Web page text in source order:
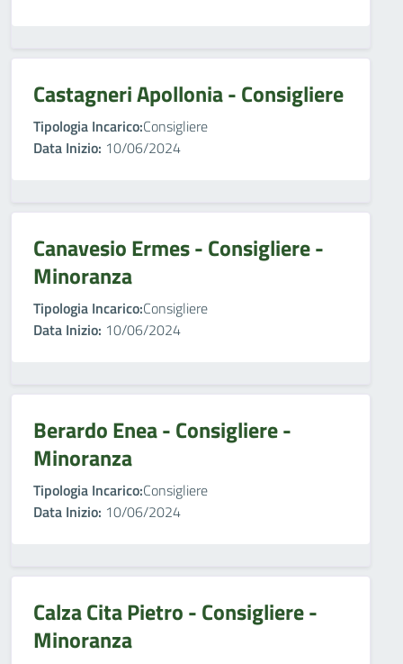
Castagneri Apollonia - Consigliere
Tipologia Incarico:Consigliere
Data Inizio: 10/06/2024
Canavesio Ermes - Consigliere -
Minoranza
Tipologia Incarico:Consigliere
Data Inizio: 10/06/2024
Berardo Enea - Consigliere -
Minoranza
Tipologia Incarico:Consigliere
Data Inizio: 10/06/2024
Calza Cita Pietro - Consigliere -
Minoranza